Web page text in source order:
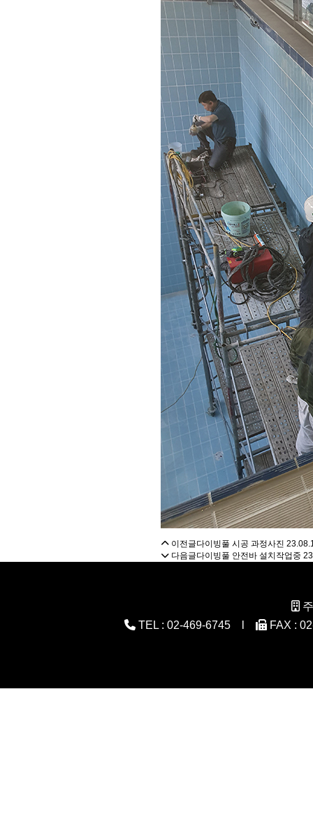
이전글다이빙풀 시공 과정사진
다음글다이빙풀 안전바 설치작업중
TEL : 02-469-6745 l
FAX :